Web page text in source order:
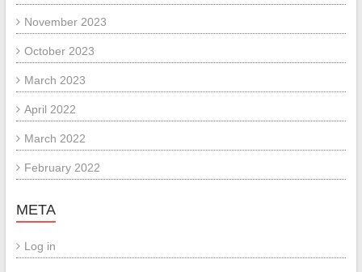
November 2023
October 2023
March 2023
April 2022
March 2022
February 2022
META
Log in